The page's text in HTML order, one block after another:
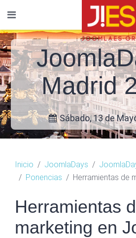
Madrid
Sábado, 13 de
Inicio JoomlaDays
Ponencias
Herramientas de
Herramientas
marketing en